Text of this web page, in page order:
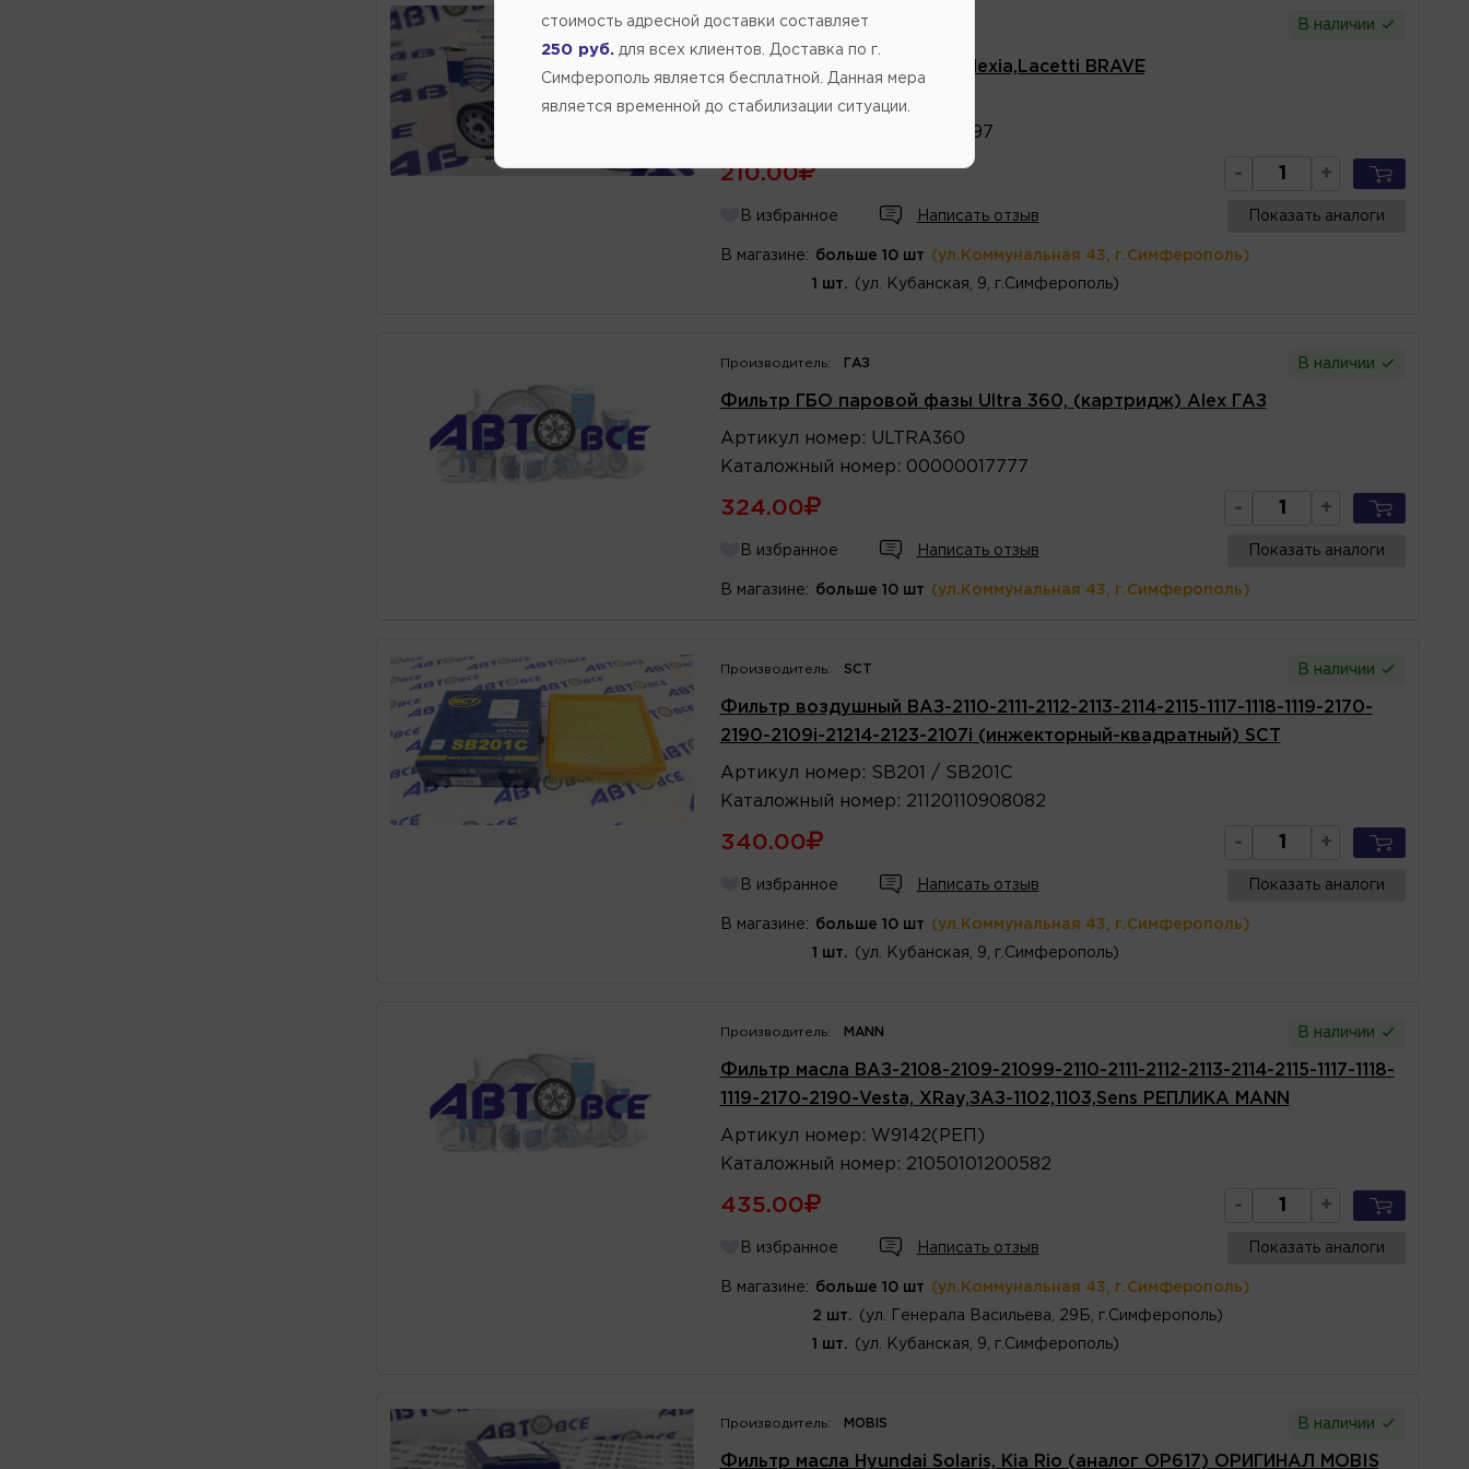
Производитель: BRAVE В наличии
Фильтр масла Aveo,Lanos,Nexia,Lacetti BRAVE
Артикулномер:BRF22
96879797
210.00 - +
В избранное Написать отзыв Показать аналоги
В магазине: больше 10 шт (ул.Коммунальная 43, г.Симферополь)
1 шт. (ул. Кубанская, 9, г.Симферополь)
Производитель: ГАЗ В наличии
Фильтр ГБО паровой фазы Ultra 360, (картридж) Alex ГАЗ
Артикул номер : ULTRA360
Каталожный номер : 00000017777
324.00 - +
В избранное Написать отзыв Показать аналоги
В магазине: больше 10 шт (ул.Коммунальная 43, г.Симферополь)
Производитель: SCT В наличии
Фильтр воздушный ВАЗ-2110-2111-2112-2113-2114-2115-1117-1118-1119-2170-
2190-2109i-21214-2123-2107i (инжекторный-квадратный) SCT
Артикул номер : SB201 / SB201C
Каталожный номер : 21120110908082
340.00 - +
В избранное Написать отзыв Показать аналоги
В магазине: больше 10 шт (ул.Коммунальная 43, г.Симферополь)
1 шт. (ул. Кубанская, 9, г.Симферополь)
Производитель: MANN В наличии
Фильтр масла ВАЗ-2108-2109-21099-2110-2111-2112-2113-2114-2115-1117-1118-
1119-2170-2190-Vesta, XRay,ЗАЗ-1102,1103,Sens РЕПЛИКА MANN
Артикул номер : W9142(РЕП)
Каталожный номер : 21050101200582
435.00 - +
В избранное Написать отзыв Показать аналоги
В магазине: больше 10 шт (ул.Коммунальная 43, г.Симферополь)
2 шт. (ул. Генерала Васильева, 29Б, г.Симферополь)
1 шт. (ул. Кубанская, 9, г.Симферополь)
Производитель: MOBIS В наличии
Фильтр масла Hyundai Solaris, Kia Rio (аналог OP617) ОРИГИНАЛ MOBIS
стоимость адресной доставки составляет
250 руб. для всех клиентов. Доставка по г.
Симферополь является бесплатной. Данная мера
является временной до стабилизации ситуации.